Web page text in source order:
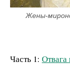
Жены-
Часть 1: